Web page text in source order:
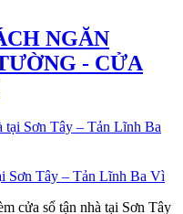
NGĂN
- CỬA
Sơn Tây – Tản Lĩnh Ba Vì
cửa sổ tận nhà tại Sơn Tây